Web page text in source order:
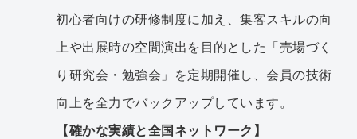
初心者向けの研修制度に加え、集客スキルの向
上や出展時の空間演出を目的とした「売場づく
り研究会・勉強会」を定期開催し、会員の技術
向上を全力でバックアップしています。
【確かな実績と全国ネットワーク】